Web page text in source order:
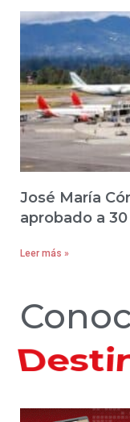
José María
aprobado a
Leer más »